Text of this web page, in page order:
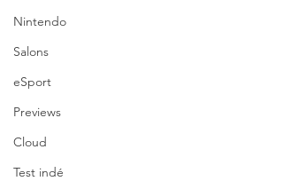
Nintendo
Salons
eSport
Previews
Cloud
Test indé